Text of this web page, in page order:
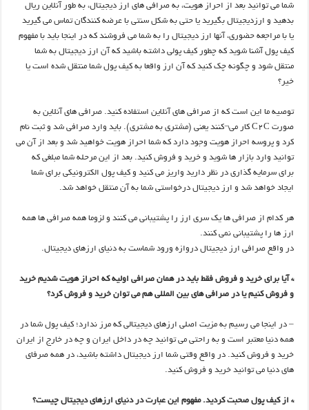
شما می توانید بعد از احراز هویت، به صرافی های ارز دیجیتال، به طور آنلاین ریال
بدهید و ارزدیجیتال بگیرید یا حتی به شکل سنتی با عرضه کنندگان تماس می گیرید
یا با مراجعه حضوری، آنها ارز دیجیتال را به شما می فروشند که در اینجا باید با مفهوم
کیف پول آشنا شوید که چطور کیف پولی داشته باشید که آن ارز دیجیتال به شما
منتقل شود و چگونه چک کنید که آن ارز واقعا به کیف پول شما منتقل شده است یا
خیر؟
توصیه ما این است که از صرافی های آنلاین استفاده کنید. صرافی های آنلاین به
صورت C2C کار می¬کنند یعنی (مشتری به مشتری). باید وارد صرافی شد و ثبت نام
کرد و پروسه احراز هویت وجود دارد که شما احراز هویت خواهید شد و بعد از آن می
توانید وارد بازار ها شوید و خرید و فروش کنید. بعد از این مرحله شما مبلغی که
برای سرمایه گذاری در نظر دارید واریز می کنید و کیف پول الکترونیکی برای شما
ایجاد خواهد شد و ارز دیجیتال درخواستی شما به آن منتقل خواهد شد.
هر کدام از صرافی ها یک سری ارز را پشتیبانی می کنند و لزوما همه صرافی ها همه
ارز ها را پشتیبانی نمی کنند.
در واقع صرافی ارز دیجیتال دروازه ورود شماست به دنیای ارزهای دیجیتال.
* آیا برای خرید و فروش فقط باید در همان صرافی اولیه که احراز هویت شدیم خرید
و فروش کنیم یا در صرافی های بین المللی هم می توان خرید و فروش کرد؟
– در اینجا می رسیم به مزیت اصلی ارزهای دیجیتالی که مرز ندارد؛ کیف پول شما در
همه دنیا معتبر است و به راحتی می توانید چه در داخل ایران و چه در خارج از ایران
خرید و فروش کنید. در واقع وقتی شما ارز دیجیتال داشته باشید، در همه صرفای
های دنیا می توانید خرید و فروش کنید.
* از کیف پول صحبت کردید. مفهوم این عبارت در دنیای ارزهای دیجیتال چیست؟